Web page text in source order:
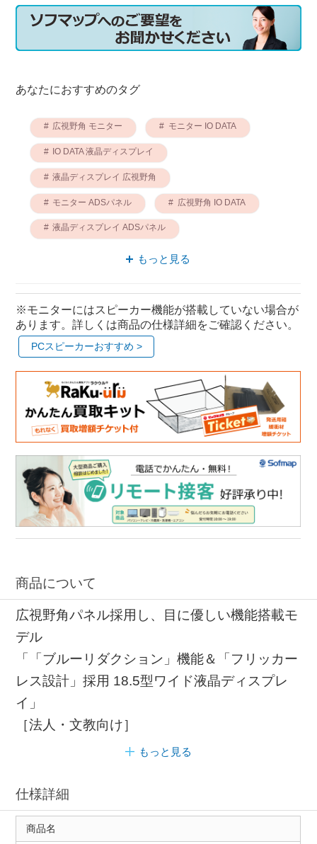
あなたにおすすめのタグ
広視野角 モニター モニター IO DATA
IO DATA 液晶ディスプレイ
液晶ディスプレイ 広視野角
モニター ADSパネル 広視野角 IO DATA
液晶ディスプレイ ADSパネル
ADSパネル IO DATA
もっと見る
※モニターにはスピーカー機能が搭載していない場合が
あります。詳しくは商品の仕様詳細をご確認ください。
PCスピーカーおすすめ >
商品について
広視野角パネル採用し、目に優しい機能搭載モ
デル
「「ブルーリダクション」機能＆「フリッカー
レス設計」採用 18.5型ワイド液晶ディスプレ
イ」
［法人・文教向け］
もっと見る
仕様詳細
商品名